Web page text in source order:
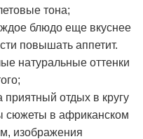
тона;
блюдо еще вкуснее
повышать аппетит.
натуральные оттенки
приятный отдых в кругу
сюжеты в африканском
изображения